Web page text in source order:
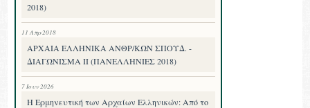
2018)
11 Απρ 2018
ΑΡΧΑΙΑ ΕΛΛΗΝΙΚΑ ΑΝΘΡ/ΚΩΝ ΣΠΟΥΔ. -
ΔΙΑΓΩΝΙΣΜΑ II (ΠΑΝΕΛΛΗΝΙΕΣ 2018)
7 Ιουν 2026
Η Ερμηνευτική των Αρχαίων Ελληνικών: Από το